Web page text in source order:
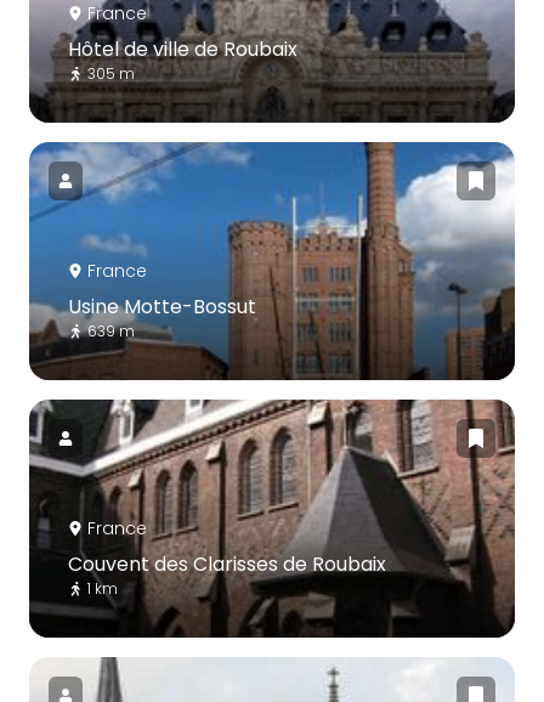
France
Hôtel de ville de Roubaix
305 m
France
Usine Motte-Bossut
639 m
France
Couvent des Clarisses de Roubaix
1 km